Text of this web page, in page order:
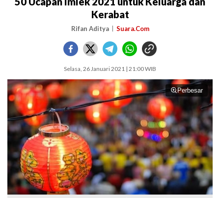
Kerabat
Rifan Aditya Suara.Com
Selasa, 26 Januari 2021 | 21:00 WIB
Perbesar